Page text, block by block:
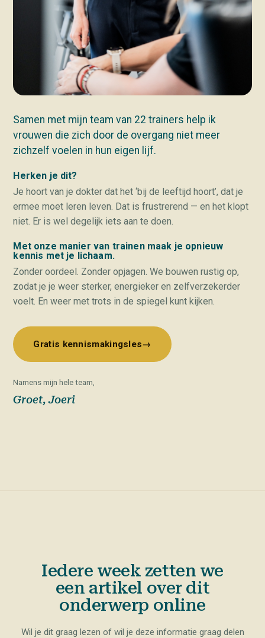
Samen met mijn team van 22 trainers help ik
vrouwen die zich door de overgang niet meer
zichzelf voelen in hun eigen lijf.
Herken je dit?
Je hoort van je dokter dat het ‘bij de leeftijd hoort’, dat je
ermee moet leren leven. Dat is frustrerend — en het klopt
niet. Er is wel degelijk iets aan te doen.
Met onze manier van trainen maak je opnieuw
kennis met je lichaam.
Zonder oordeel. Zonder opjagen. We bouwen rustig op,
zodat je je weer sterker, energieker en zelfverzekerder
voelt. En weer met trots in de spiegel kunt kijken.
Gratis kennismakingsles→
Namens mijn hele team,
Groet, Joeri
Iedere week zetten we
een artikel over dit
onderwerp online
Wil je dit graag lezen of wil je deze informatie graag delen